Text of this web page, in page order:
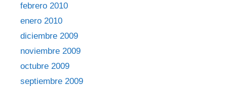
febrero 2010
enero 2010
diciembre 2009
noviembre 2009
octubre 2009
septiembre 2009